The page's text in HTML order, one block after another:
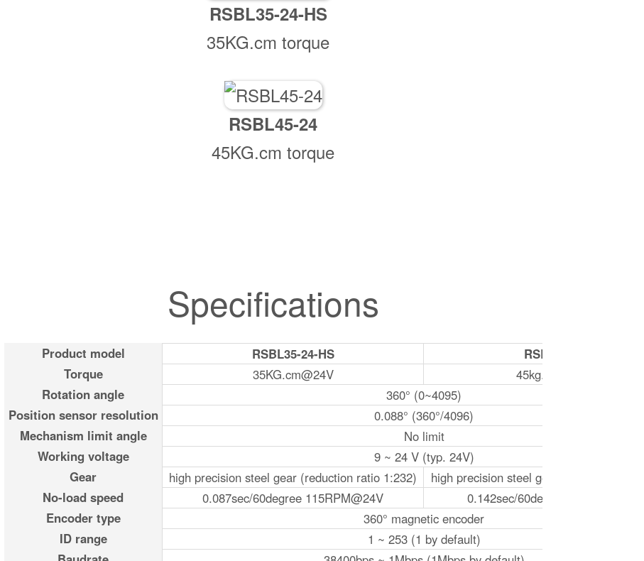
RSBL35-24-HS
35KG.cm torque
RSBL45-24
45KG.cm torque
Specifications
Product model RSBL35-24-HS
RSBL45-24
Torque
35KG.cm@24V
45kg.cm@24V
Rotation angle
360° (0~4095)
Position sensor resolution
0.088° (360°/4096)
Mechanism limit angle
No limit
Working voltage
9 ~ 24 V (typ. 24V)
Gear
high precision steel gear (reduction ratio 1:232)
high precision steel gear (reduction
No-load speed
0.087sec/60degree 115RPM@24V
0.142sec/60degree 70RPM@24V
Encoder type
360° magnetic encoder
ID range
1 ~ 253 (1 by default)